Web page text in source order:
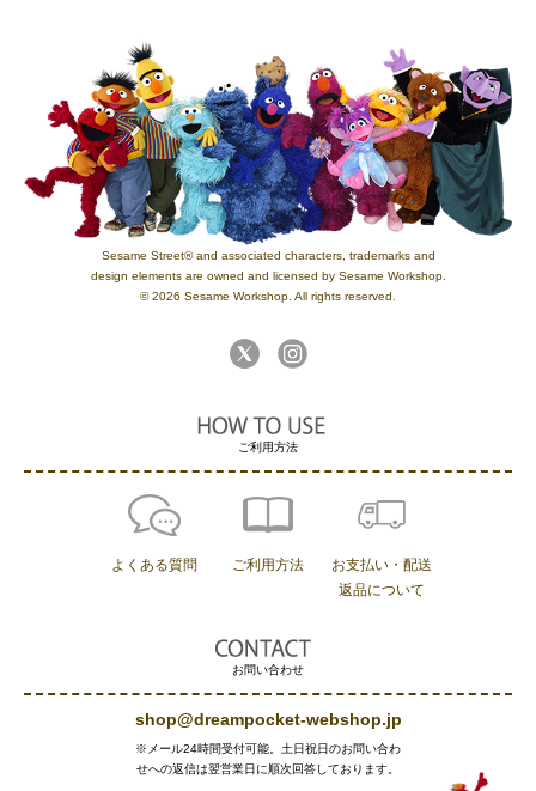
Sesame Street® and associated characters, trademarks and
design elements are owned and licensed by Sesame Workshop.
© 2026 Sesame Workshop. All rights reserved.
お問い合わせ
shop@dreampocket-webshop.jp
※メール24時間受付可能。土日祝日のお問い合わ
せへの返信は翌営業日に順次回答しております。
ご利用方法
よくある質問 ご利用方法
お支払い・配送
返品について